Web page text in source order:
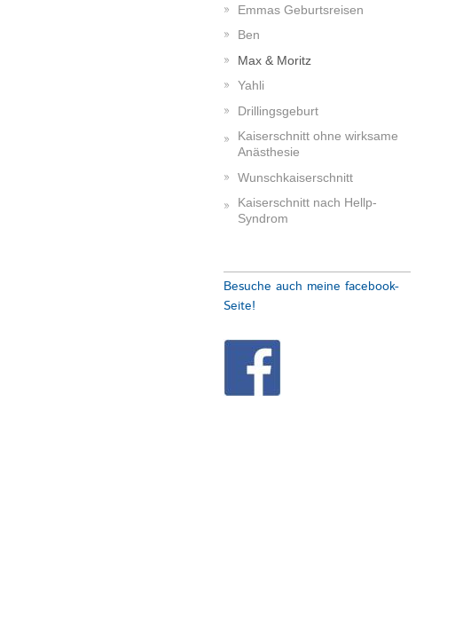
Emmas Geburtsreisen
Ben
Max & Moritz
Yahli
Drillingsgeburt
Kaiserschnitt ohne wirksame
Anästhesie
Wunschkaiserschnitt
Kaiserschnitt nach Hellp-
Syndrom
Besuche auch meine facebook-
Seite!